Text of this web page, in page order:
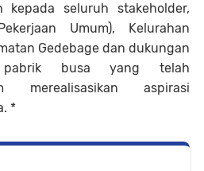
kepada seluruh stakeholder,
Umum), Kelurahan
Gedebage dan dukungan
pabrik busa yang telah
merealisasikan aspirasi
*